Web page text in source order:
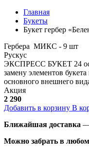
Главная
Букеты
Букет гербер
Гербера МИКС - 9 шт
Рускус
ЭКСПРЕСС БУКЕТ 24
замену элементов
основного внешнего
Акция
2 290
Добавить в корзину В
Ближайшая доставка —
Можно забрать в любом